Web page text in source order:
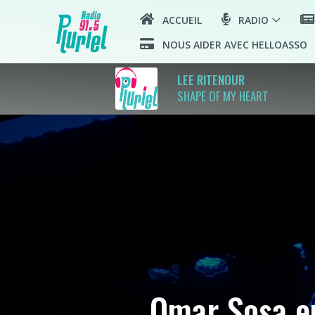
ACCUEIL RADIO
NOUS AIDER AVEC HELLOASSO
LEE RITENOUR
SHAPE OF MY HEART